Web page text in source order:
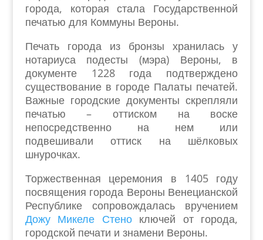
города, которая стала Государственной
печатью для Коммуны Вероны.
Печать города из бронзы хранилась у
нотариуса подесты (мэра) Вероны, в
документе 1228 года подтверждено
существование в городе Палаты печатей.
Важные городские документы скрепляли
печатью – оттиском на воске
непосредственно на нем или
подвешивали оттиск на шёлковых
шнурочках.
Торжественная церемония в 1405 году
посвящения города Вероны Венецианской
Республике сопровождалась вручением
Дожу Микеле Стеноключей от города,
городской печати и знамени Вероны.